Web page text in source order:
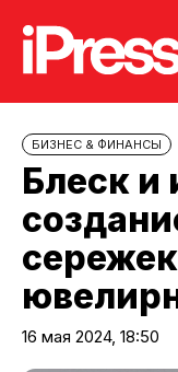
БИЗНЕС & ФИНАНСЫ
Блеск и
16 мая 2024, 18:50